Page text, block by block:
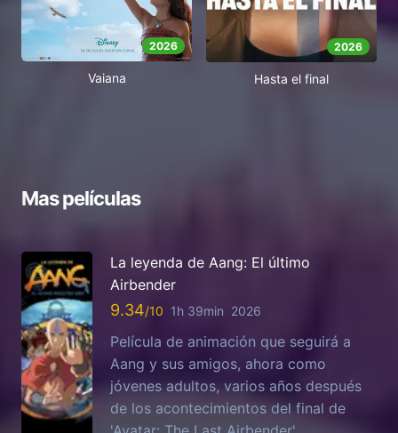
2026
Vaiana
2026
Hasta el final
Mas películas
La leyenda de Aang: El último
Airbender
9.34 1h 39min 2026
Película de animación que seguirá a
Aang y sus amigos, ahora como
jóvenes adultos, varios años después
de los acontecimientos del final de